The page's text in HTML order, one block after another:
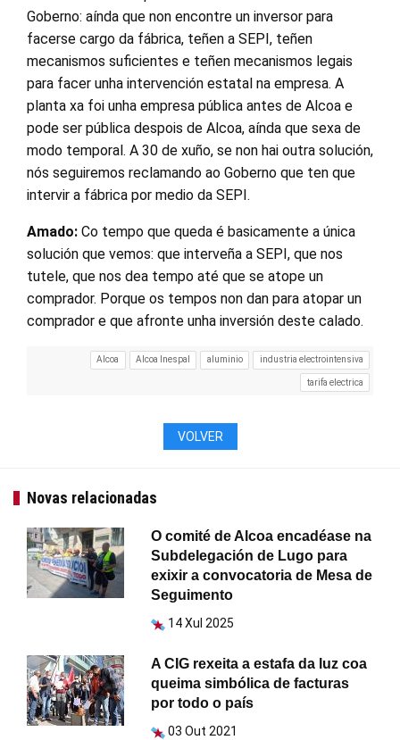
Goberno: aínda que non encontre un inversor para
facerse cargo da fábrica, teñen a SEPI, teñen
mecanismos suficientes e teñen mecanismos legais
para facer unha intervención estatal na empresa. A
planta xa foi unha empresa pública antes de Alcoa e
pode ser pública despois de Alcoa, aínda que sexa de
modo temporal. A 30 de xuño, se non hai outra solución,
nós seguiremos reclamando ao Goberno que ten que
intervir a fábrica por medio da SEPI.
Amado: Co tempo que queda é basicamente a única
solución que vemos: que interveña a SEPI, que nos
tutele, que nos dea tempo até que se atope un
comprador. Porque os tempos non dan para atopar un
comprador e que afronte unha inversión deste calado.
Alcoa Alcoa Inespal aluminio industria electrointensiva
tarifa electrica
VOLVER
Novas relacionadas
O comité de Alcoa encadéase na
Subdelegación de Lugo para
exixir a convocatoria de Mesa de
Seguimento
14 Xul 2025
A CIG rexeita a estafa da luz coa
queima simbólica de facturas
por todo o país
03 Out 2021